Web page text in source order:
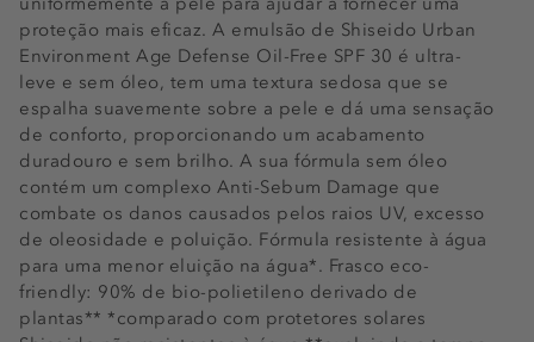
proteção mais eficaz. A emulsão de Shiseido Urban
Environment Age Defense Oil-Free SPF 30 é ultra-
leve e sem óleo, tem uma textura sedosa que se
espalha suavemente sobre a pele e dá uma sensação
de conforto, proporcionando um acabamento
duradouro e sem brilho. A sua fórmula sem óleo
contém um complexo Anti-Sebum Damage que
combate os danos causados pelos raios UV, excesso
de oleosidade e poluição. Fórmula resistente à água
para uma menor eluição na água*. Frasco eco-
friendly: 90% de bio-polietileno derivado de
plantas** *comparado com protetores solares